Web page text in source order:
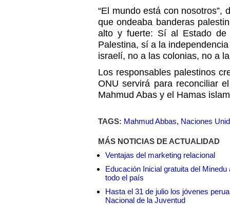
“El mundo está con nosotros”,
que ondeaba banderas
alto y fuerte: Sí al Estado
Palestina, sí a la
israelí, no a las colonias, no a
Los responsables palestinos
ONU servirá para reconciliar
Mahmud Abas y el Hamas
TAGS: Mahmud Abbas, Naciones
MÁS NOTICIAS DE ACTUALIDAD
Ventajas del marketing relacional
Educación Inicial gratuita del
todo el país
Hasta el 31 de julio los jóvenes
Nacional de la Juventud